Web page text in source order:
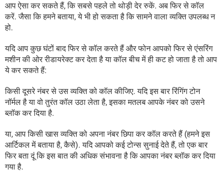
आप ऐसा कर सकते हैं, कि सबसे पहले तो थोड़ी देर रुकें. अब फिर से कॉल
करें. जैसा कि हमने बताया, ये भी हो सकता है कि सामने वाला व्यक्ति उपलब्ध न
हो.
यदि आप कुछ घंटों बाद फिर से कॉल करते हैं और फोन आपको फिर से एंसरिंग
मशीन की ओर रीडायरेक्ट कर देता है या कॉल बीच में ही कट हो जाता है तो आप
ये कर सकते हैं:
किसी दूसरे नंबर से उस व्यक्ति को कॉल कीजिए. यदि इस बार रिंगिंग टोन
नॉर्मल है या वो तुरंत कॉल उठा लेता है, इसका मतलब आपके नंबर को उसने
ब्लॉक कर दिया है.
या, आप किसी खास व्यक्ति को अपना नंबर छिपा कर कॉल करते हैं (हमने इस
आर्टिकल में बताया है, कैसे). यदि आपको कई टोन्स सुनाई देते हैं, तो एक बार
फिर बता दूं कि इस बात की अधिक संभावना है कि आपका नंबर ब्लॉक कर दिया
गया है.